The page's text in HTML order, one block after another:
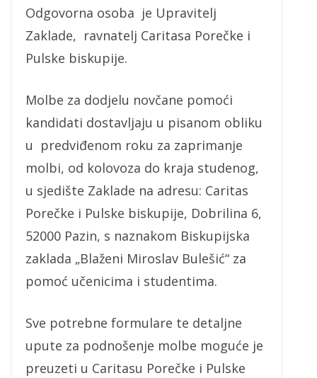
Odgovorna osoba je Upravitelj
Zaklade, ravnatelj Caritasa Porečke i
Pulske biskupije.
Molbe za dodjelu novčane pomoći
kandidati dostavljaju u pisanom obliku
u predviđenom roku za zaprimanje
molbi, od kolovoza do kraja studenog,
u sjedište Zaklade na adresu: Caritas
Porečke i Pulske biskupije, Dobrilina 6,
52000 Pazin, s naznakom Biskupijska
zaklada „Blaženi Miroslav Bulešić“ za
pomoć učenicima i studentima.
Sve potrebne formulare te detaljne
upute za podnošenje molbe moguće je
preuzeti u Caritasu Porečke i Pulske